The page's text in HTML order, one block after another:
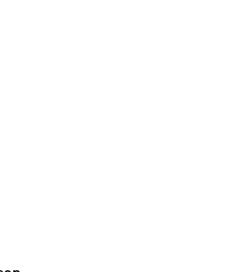
ears may have a different